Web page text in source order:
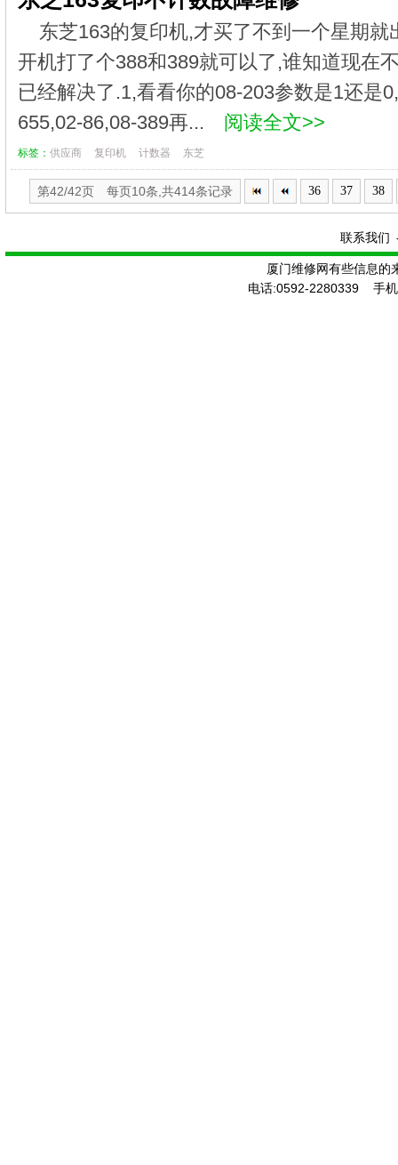
东芝163的复印机,才买了不到一个星期
开机打了个388和389就可以了,谁知道现在
已经解决了.1,看看你的08-203参数是1还是
655,02-86,08-389再...
阅读全文>>
标签： 供应商 复印机 计数器 东芝
第42/42页 每页10条,共414条记录 36 37 38
联系我们
厦门维修网有些信息的
电话:0592-2280339 手